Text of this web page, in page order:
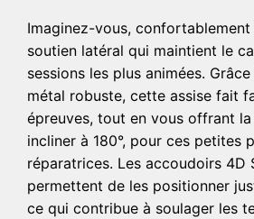
Imaginez-vous,
soutien latéral qui maintient le
sessions les plus animées.
métal robuste, cette assise fait
épreuves, tout en vous offrant
incliner à 180°, pour ces petites
réparatrices. Les accoudoirs 4D
permettent de les positionner
ce qui contribue à soulager les